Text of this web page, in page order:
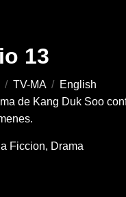
13
/ TV-MA / English
de Kang Duk Soo
Ficcion Drama